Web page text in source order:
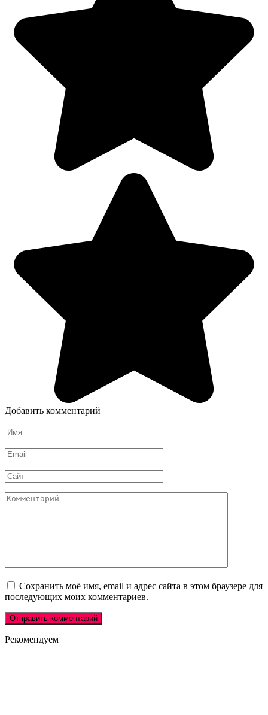
Добавить комментарий
Имя
Email
Сайт
Комментарий
Сохранить моё имя, email и адрес сайта в этом браузере для
последующих моих комментариев.
Рекомендуем